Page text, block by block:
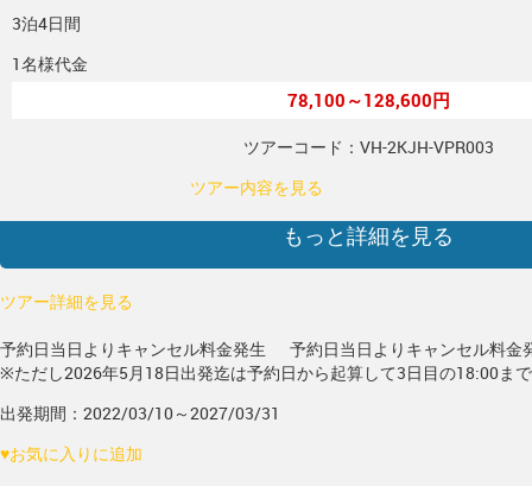
3泊4日間
1名様代金
78,100～128,600円
ツアーコード：VH-2KJH-VPR003
ツアー内容を見る
もっと詳細を見る
ツアー詳細を見る
予約日当日よりキャンセル料金発生
予約日当日よりキャンセル料金
※ただし2026年5月18日出発迄は予約日から起算して3日目の18:00ま
出発期間：2022/03/10～2027/03/31
♥お気に入りに追加